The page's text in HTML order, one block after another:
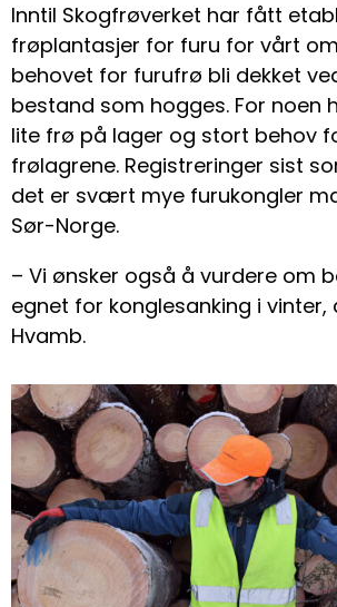
Inntil Skogfrøverket har fått
frøplantasjer for furu for vårt
behovet for furufrø bli dekket
bestand som hogges. For noen
lite frø på lager og stort behov
frølagrene. Registreringer sist
det er svært mye furukongler
Sør-Norge.
– Vi ønsker også å vurdere om
egnet for konglesanking i vinter,
Hvamb.